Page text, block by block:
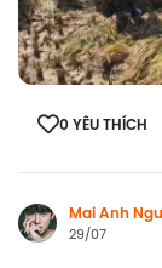
0 YÊU THÍCH
Mai Anh
29/07